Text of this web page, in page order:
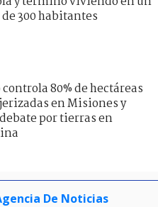
300 habitantes
80% de hectáreas
en Misiones y
por tierras en
De Noticias